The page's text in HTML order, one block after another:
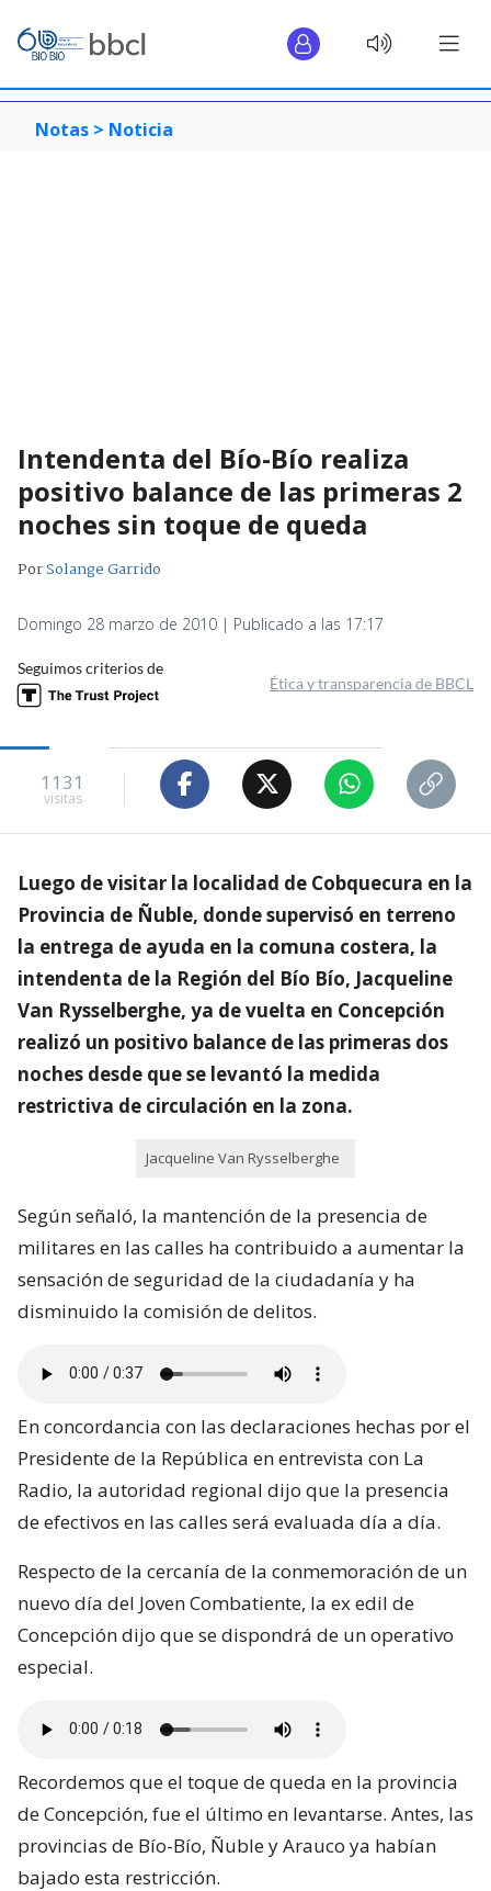
Notas > Noticia
Intendenta del Bío-Bío realiza
positivo balance de las primeras 2
noches sin toque de queda
PorSolange Garrido
Domingo 28 marzo de 2010 | Publicado a las 17:17
Seguimos criterios de
Ética y transparencia de BBCL
1131
visitas
Luego de visitar la localidad de Cobquecura en la
Provincia de Ñuble, donde supervisó en terreno
la entrega de ayuda en la comuna costera, la
intendenta de la Región del Bío Bío, Jacqueline
Van Rysselberghe, ya de vuelta en Concepción
realizó un positivo balance de las primeras dos
noches desde que se levantó la medida
restrictiva de circulación en la zona.
Jacqueline Van Rysselberghe
Según señaló, la mantención de la presencia de
militares en las calles ha contribuido a aumentar la
sensación de seguridad de la ciudadanía y ha
disminuido la comisión de delitos.
En concordancia con las declaraciones hechas por el
Presidente de la República en entrevista con La
Radio, la autoridad regional dijo que la presencia
de efectivos en las calles será evaluada día a día.
Respecto de la cercanía de la conmemoración de un
nuevo día del Joven Combatiente, la ex edil de
Concepción dijo que se dispondrá de un operativo
especial.
Recordemos que el toque de queda en la provincia
de Concepción, fue el último en levantarse. Antes, las
provincias de Bío-Bío, Ñuble y Arauco ya habían
bajado esta restricción.